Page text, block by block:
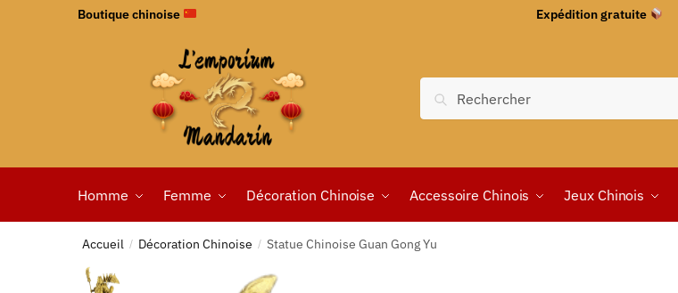
Boutique chinoise Expédition gratuite
Recherche
Homme Femme Décoration Chinoise Accessoire Chinois Jeux Chinois
Accueil / Décoration Chinoise / Statue Chinoise Guan Gong Yu